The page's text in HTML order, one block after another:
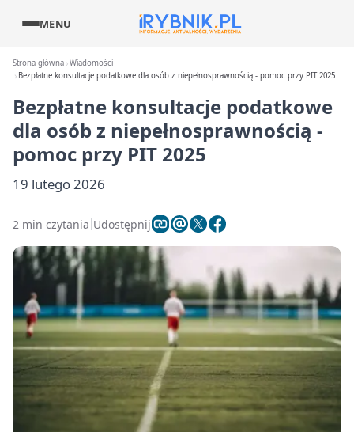
MENU
Strona główna Wiadomości
Bezpłatne konsultacje podatkowe dla osób z niepełnosprawnością - pomoc przy PIT 2025
Bezpłatne konsultacje podatkowe
dla osób z niepełnosprawnością -
pomoc przy PIT 2025
19 lutego 2026
2 min czytania Udostępnij